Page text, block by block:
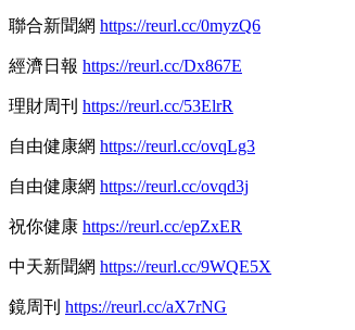
聯合新聞網 https://reurl.cc/0myzQ6
經濟日報 https://reurl.cc/Dx867E
理財周刊 https://reurl.cc/53ElrR
自由健康網 https://reurl.cc/ovqLg3
自由健康網 https://reurl.cc/ovqd3j
祝你健康 https://reurl.cc/epZxER
中天新聞網 https://reurl.cc/9WQE5X
鏡周刊 https://reurl.cc/aX7rNG